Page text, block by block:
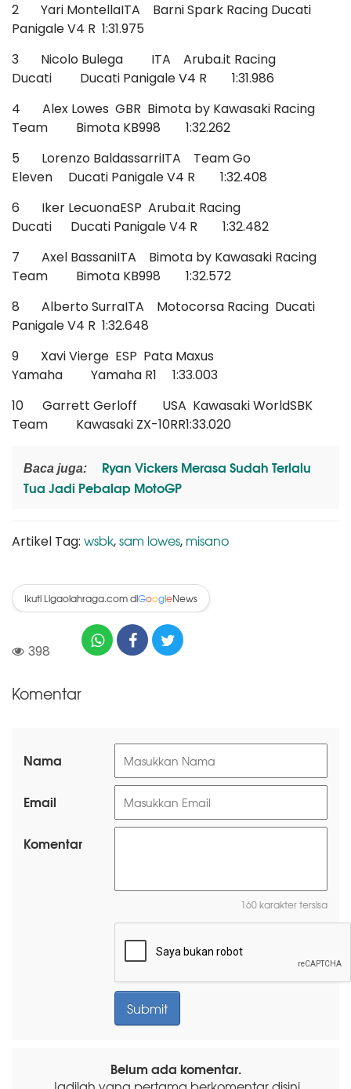
2 Yari MontellaITA Barni Spark Racing Ducati
Panigale V4 R 1:31.975
3 Nicolo Bulega ITA Aruba.it Racing
Ducati Ducati Panigale V4 R 1:31.986
4 Alex Lowes GBR Bimota by Kawasaki Racing
Team Bimota KB998 1:32.262
5 Lorenzo BaldassarriITA Team Go
Eleven Ducati Panigale V4 R 1:32.408
6 Iker LecuonaESP Aruba.it Racing
Ducati Ducati Panigale V4 R 1:32.482
7 Axel BassaniITA Bimota by Kawasaki Racing
Team Bimota KB998 1:32.572
8 Alberto SurraITA Motocorsa Racing Ducati
Panigale V4 R 1:32.648
9 Xavi Vierge ESP Pata Maxus
Yamaha Yamaha R1 1:33.003
10 Garrett Gerloff USA Kawasaki WorldSBK
Team Kawasaki ZX-10RR1:33.020
Baca juga:
Ryan Vickers Merasa Sudah Terlalu
Tua Jadi Pebalap MotoGP
Artikel Tag: wsbk,sam lowes, misano
Ikuti Ligaolahraga.com diGoogleNews
398
Komentar
Nama
Email
Komentar
160 karakter tersisa
Belum ada komentar.